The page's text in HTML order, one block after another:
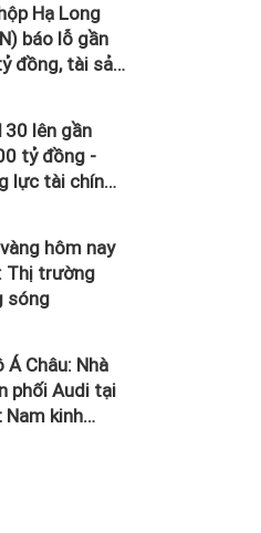
Hạ Long
báo lỗ gần
đồng, tài sản
nửa năm
lên gần
tỷ đồng -
lực tài chính
nợ với ACV
hôm nay
Thị trường
sóng
Á Châu: Nhà
phối Audi tại
Nam kinh